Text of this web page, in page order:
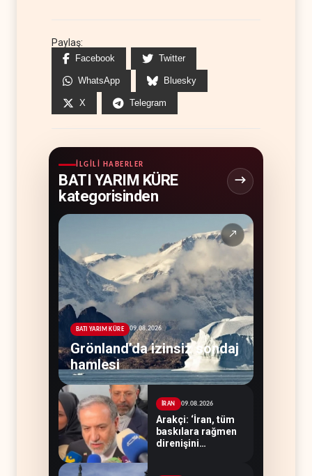
Paylaş:
Facebook Twitter
WhatsApp Bluesky
X Telegram
İLGILI HABERLER
BATI YARIM KÜRE
kategorisinden
↗
BATI YARIM KÜRE 09.08.2026
Grönland’da izinsiz sondaj
hamlesi
İRAN 09.08.2026
Arakçi: ‘İran, tüm
baskılara rağmen
direnişini